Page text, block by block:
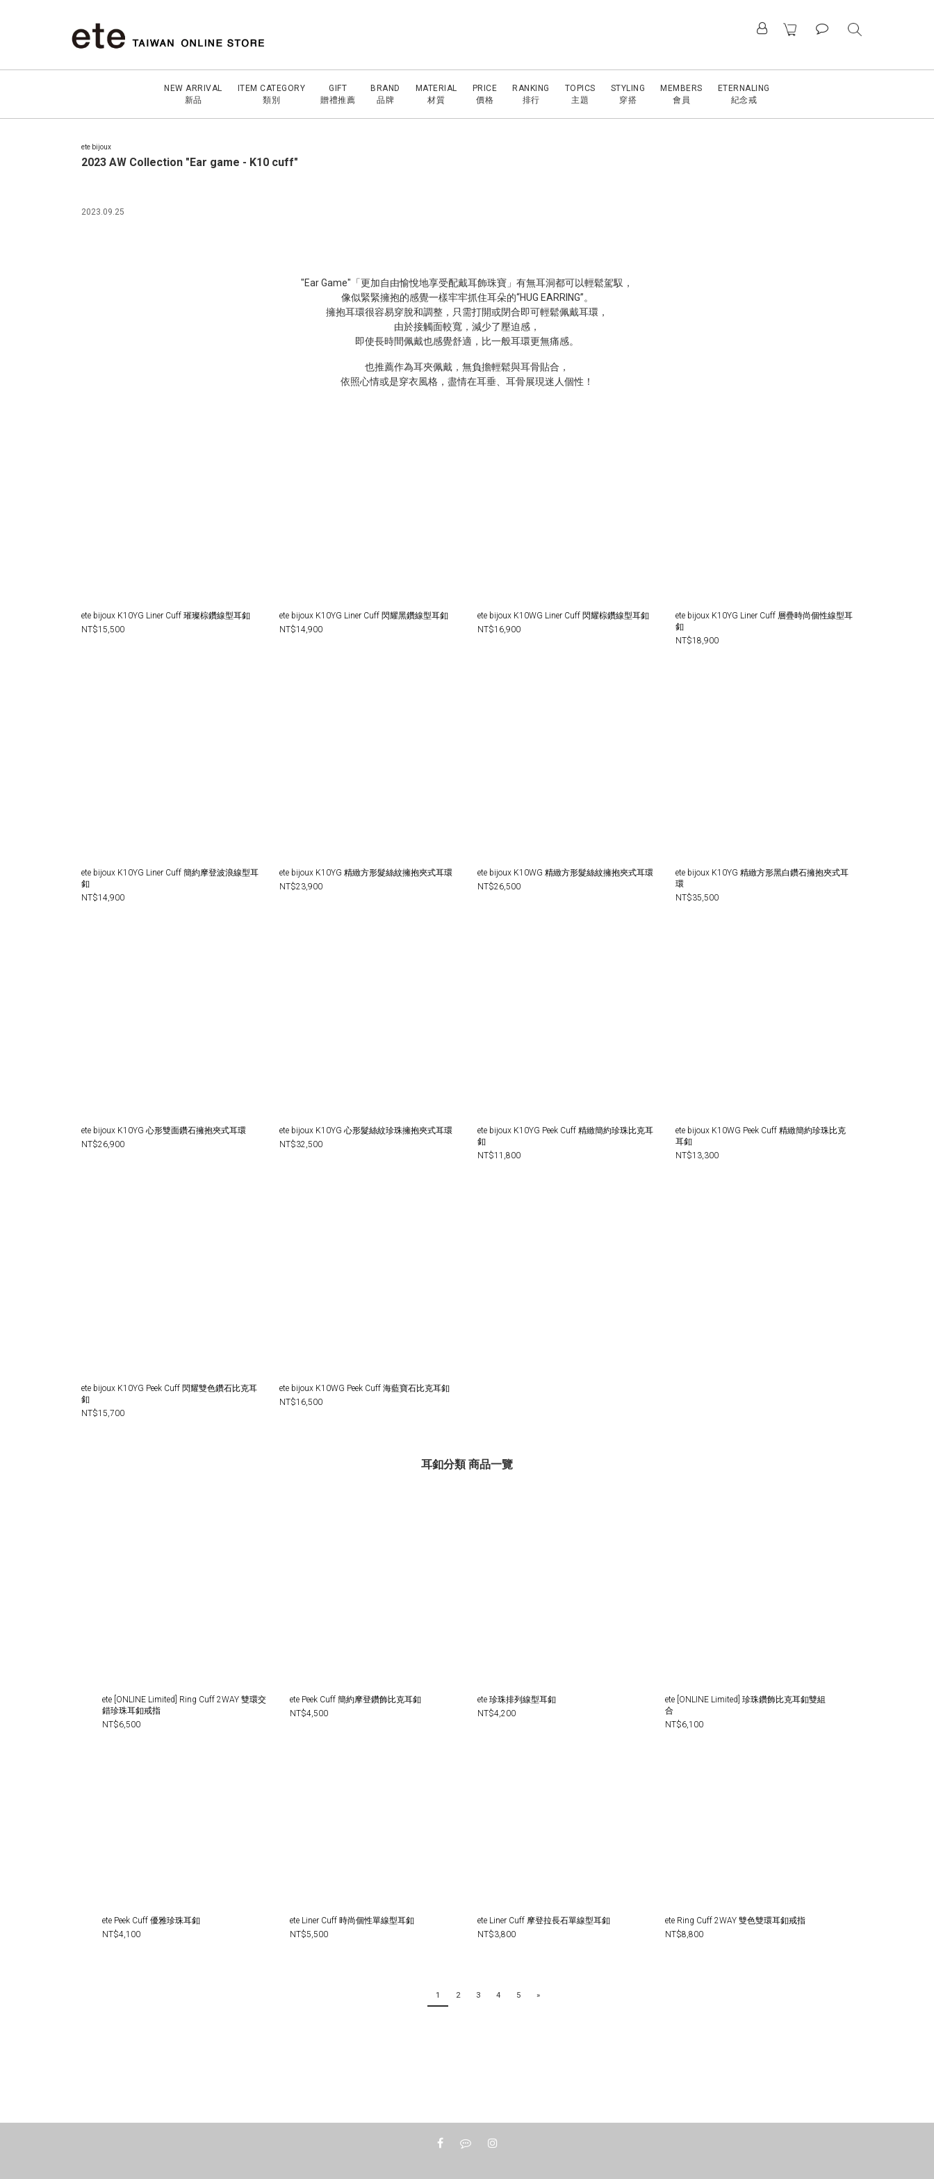
NEW ARRIVAL
新品
ITEM CATEGORY
類別
GIFT
贈禮推薦
BRAND
品牌
MATERIAL
材質
PRICE
價格
RANKING
排行
TOPICS
主題
STYLING
穿搭
MEMBERS
會員
ETERNALING
紀念戒
ete bijoux
2023 AW Collection "Ear game - K10 cuff"
2023.09.25
"Ear Game"「更加自由愉悅地享受配戴耳飾珠寶」有無耳洞都可以輕鬆駕馭，
像似緊緊擁抱的感覺一樣牢牢抓住耳朵的“HUG EARRING”。
擁抱耳環很容易穿脫和調整，只需打開或閉合即可輕鬆佩戴耳環，
由於接觸面較寬，減少了壓迫感，
即使長時間佩戴也感覺舒適，比一般耳環更無痛感。
也推薦作為耳夾佩戴，無負擔輕鬆與耳骨貼合，
依照心情或是穿衣風格，盡情在耳垂、耳骨展現迷人個性！
ete bijoux K10YG Liner Cuff 璀璨棕鑽線型耳釦
NT$15,500
ete bijoux K10YG Liner Cuff 閃耀黑鑽線型耳釦
NT$14,900
ete bijoux K10WG Liner Cuff 閃耀棕鑽線型耳釦
NT$16,900
ete bijoux K10YG Liner Cuff 層疊時尚個性線型耳
釦
NT$18,900
ete bijoux K10YG Liner Cuff 簡約摩登波浪線型耳
釦
NT$14,900
ete bijoux K10YG 精緻方形髮絲紋擁抱夾式耳環
NT$23,900
ete bijoux K10WG 精緻方形髮絲紋擁抱夾式耳環
NT$26,500
ete bijoux K10YG 精緻方形黑白鑽石擁抱夾式耳
環
NT$35,500
ete bijoux K10YG 心形雙面鑽石擁抱夾式耳環
NT$26,900
ete bijoux K10YG 心形髮絲紋珍珠擁抱夾式耳環
NT$32,500
ete bijoux K10YG Peek Cuff 精緻簡約珍珠比克耳
釦
NT$11,800
ete bijoux K10WG Peek Cuff 精緻簡約珍珠比克
耳釦
NT$13,300
ete bijoux K10YG Peek Cuff 閃耀雙色鑽石比克耳
釦
NT$15,700
ete bijoux K10WG Peek Cuff 海藍寶石比克耳釦
NT$16,500
耳釦分類 商品一覽
ete [ONLINE Limited] Ring Cuff 2WAY 雙環交
錯珍珠耳釦戒指
NT$6,500
ete Peek Cuff 簡約摩登鑽飾比克耳釦
NT$4,500
ete 珍珠排列線型耳釦
NT$4,200
ete [ONLINE Limited] 珍珠鑽飾比克耳釦雙組
合
NT$6,100
ete Peek Cuff 優雅珍珠耳釦
NT$4,100
ete Liner Cuff 時尚個性單線型耳釦
NT$5,500
ete Liner Cuff 摩登拉長石單線型耳釦
NT$3,800
ete Ring Cuff 2WAY 雙色雙環耳釦戒指
NT$8,800
1 2 3 4 5 »